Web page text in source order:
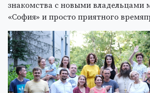
знакомства с новыми владельцами
«София» и просто приятного